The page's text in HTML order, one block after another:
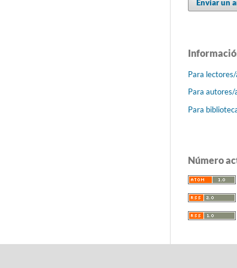
Enviar un
Para lectores/
Para autores/
Para
Número